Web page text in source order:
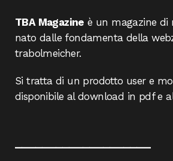
TBA Magazine è un magazine di
nato dalle fondamenta della
trabolmeicher.
Si tratta di un prodotto user e
disponibile al download in pdf e